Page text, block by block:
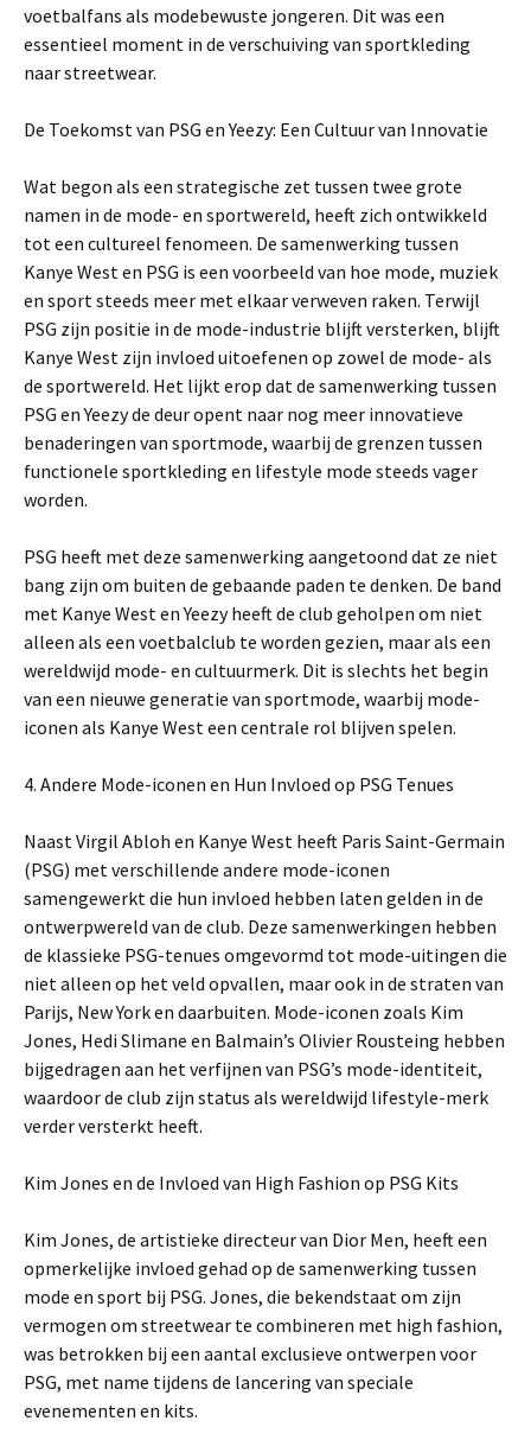
voetbalfans als modebewuste jongeren. Dit was een
essentieel moment in de verschuiving van sportkleding
naar streetwear.
De Toekomst van PSG en Yeezy: Een Cultuur van Innovatie
Wat begon als een strategische zet tussen twee grote
namen in de mode- en sportwereld, heeft zich ontwikkeld
tot een cultureel fenomeen. De samenwerking tussen
Kanye West en PSG is een voorbeeld van hoe mode, muziek
en sport steeds meer met elkaar verweven raken. Terwijl
PSG zijn positie in de mode-industrie blijft versterken, blijft
Kanye West zijn invloed uitoefenen op zowel de mode- als
de sportwereld. Het lijkt erop dat de samenwerking tussen
PSG en Yeezy de deur opent naar nog meer innovatieve
benaderingen van sportmode, waarbij de grenzen tussen
functionele sportkleding en lifestyle mode steeds vager
worden.
PSG heeft met deze samenwerking aangetoond dat ze niet
bang zijn om buiten de gebaande paden te denken. De band
met Kanye West en Yeezy heeft de club geholpen om niet
alleen als een voetbalclub te worden gezien, maar als een
wereldwijd mode- en cultuurmerk. Dit is slechts het begin
van een nieuwe generatie van sportmode, waarbij mode-
iconen als Kanye West een centrale rol blijven spelen.
4. Andere Mode-iconen en Hun Invloed op PSG Tenues
Naast Virgil Abloh en Kanye West heeft Paris Saint-Germain
(PSG) met verschillende andere mode-iconen
samengewerkt die hun invloed hebben laten gelden in de
ontwerpwereld van de club. Deze samenwerkingen hebben
de klassieke PSG-tenues omgevormd tot mode-uitingen die
niet alleen op het veld opvallen, maar ook in de straten van
Parijs, New York en daarbuiten. Mode-iconen zoals Kim
Jones, Hedi Slimane en Balmain’s Olivier Rousteing hebben
bijgedragen aan het verfijnen van PSG’s mode-identiteit,
waardoor de club zijn status als wereldwijd lifestyle-merk
verder versterkt heeft.
Kim Jones en de Invloed van High Fashion op PSG Kits
Kim Jones, de artistieke directeur van Dior Men, heeft een
opmerkelijke invloed gehad op de samenwerking tussen
mode en sport bij PSG. Jones, die bekendstaat om zijn
vermogen om streetwear te combineren met high fashion,
was betrokken bij een aantal exclusieve ontwerpen voor
PSG, met name tijdens de lancering van speciale
evenementen en kits.